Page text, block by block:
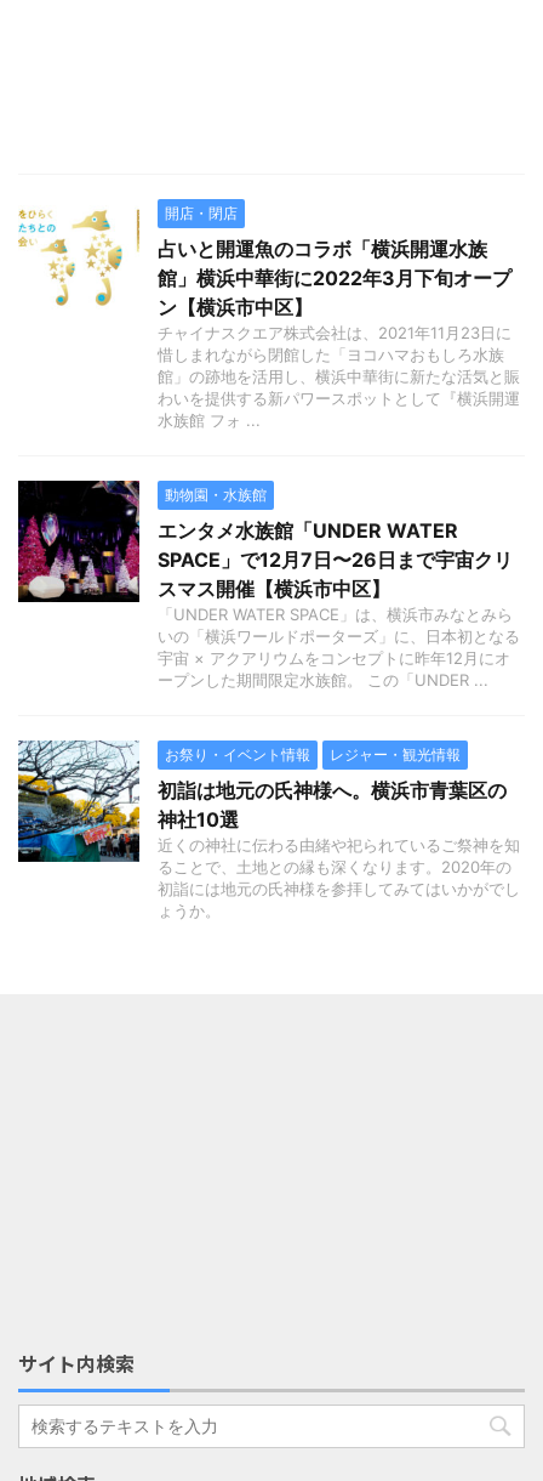
開店・閉店
占いと開運魚のコラボ「横浜開運水族
館」横浜中華街に2022年3月下旬オープ
ン【横浜市中区】
チャイナスクエア株式会社は、2021年11月23日に
惜しまれながら閉館した「ヨコハマおもしろ水族
館」の跡地を活用し、横浜中華街に新たな活気と賑
わいを提供する新パワースポットとして『横浜開運
水族館 フォ ...
動物園・水族館
エンタメ水族館「UNDER WATER
SPACE」で12月7日〜26日まで宇宙クリ
スマス開催【横浜市中区】
「UNDER WATER SPACE」は、横浜市みなとみら
いの「横浜ワールドポーターズ」に、日本初となる
宇宙 × アクアリウムをコンセプトに昨年12月にオ
ープンした期間限定水族館。 この「UNDER ...
お祭り・イベント情報 レジャー・観光情報
初詣は地元の氏神様へ。横浜市青葉区の
神社10選
近くの神社に伝わる由緒や祀られているご祭神を知
ることで、土地との縁も深くなります。2020年の
初詣には地元の氏神様を参拝してみてはいかがでし
ょうか。
サイト内検索